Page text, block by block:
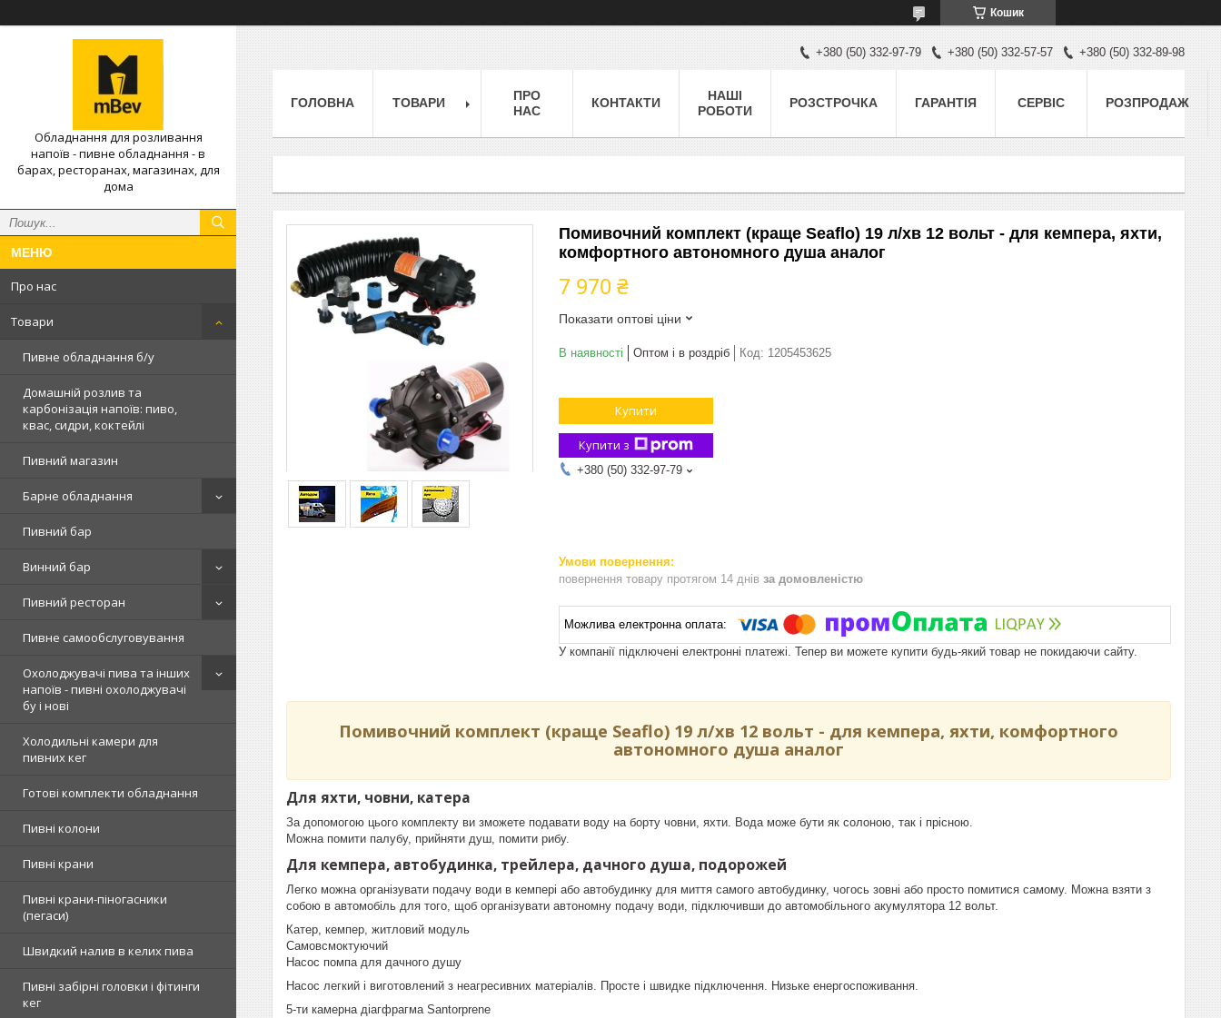
Кошик
Обладнання для розливання
напоїв - пивне обладнання - в
барах, ресторанах, магазинах, для
дома
Про нас
Товари
Пивне обладнання б/у
Домашній розлив та
карбонізація напоїв: пиво,
квас, сидри, коктейлі
Пивний магазин
Барне обладнання
Пивний бар
Винний бар
Пивний ресторан
Пивне самообслуговування
Охолоджувачі пива та інших
напоїв - пивні охолоджувачі
бу і нові
Холодильні камери для
пивних кег
Готові комплекти обладнання
Пивні колони
Пивні крани
Пивні крани-піногасники
(пегаси)
Швидкий налив в келих пива
Пивні забірні головки і фітинги
кег
+380 (50) 332-97-79 +380 (50) 332-57-57 +380 (50) 332-89-98
ГОЛОВНА ТОВАРИ
ПРО
НАС
КОНТАКТИ
НАШІ
РОБОТИ
РОЗСТРОЧКА ГАРАНТІЯ СЕРВІС РОЗПРОДАЖ
Помивочний комплект (краще Seaflo) 19 л/хв 12 вольт - для кемпера, яхти,
комфортного автономного душа аналог
7 970 ₴
Показати оптові ціни
В наявності Оптом і в роздріб Код: 1205453625
Купити
Купити з
+380 (50) 332-97-79
повернення товару протягом 14 днів за домовленістю
У компанії підключені електронні платежі. Тепер ви можете купити будь-який товар не покидаючи сайту.
Помивочний комплект (краще Seaflo) 19 л/хв 12 вольт - для кемпера, яхти, комфортного
автономного душа аналог
Для яхти, човни, катера
За допомогою цього комплекту ви зможете подавати воду на борту човни, яхти. Вода може бути як солоною, так і прісною.
Можна помити палубу, прийняти душ, помити рибу.
Для кемпера, автобудинка, трейлера, дачного душа, подорожей
Легко можна організувати подачу води в кемпері або автобудинку для миття самого автобудинку, чогось зовні або просто помитися самому. Можна взяти з
собою в автомобіль для того, щоб організувати автономну подачу води, підключивши до автомобільного акумулятора 12 вольт.
Катер, кемпер, житловий модуль
Самовсмоктуючий
Насос помпа для дачного душу
Насос легкий і виготовлений з неагресивних матеріалів. Просте і швидке підключення. Низьке енергоспоживання.
5-ти камерна діагфрагма Santorprene